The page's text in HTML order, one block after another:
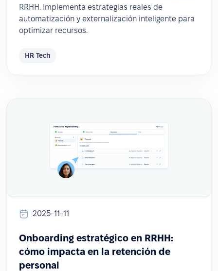
RRHH. Implementa estrategias reales de
automatización y externalización inteligente para
optimizar recursos.
HR Tech
2025-11-11
Onboarding estratégico en RRHH:
cómo impacta en la retención de
personal